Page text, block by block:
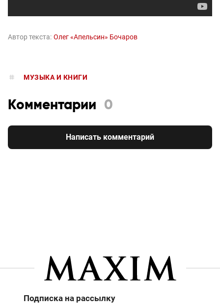
Автор текста: Олег «Апельсин» Бочаров
МУЗЫКА И КНИГИ
Комментарии 0
Написать комментарий
Подписка на рассылку